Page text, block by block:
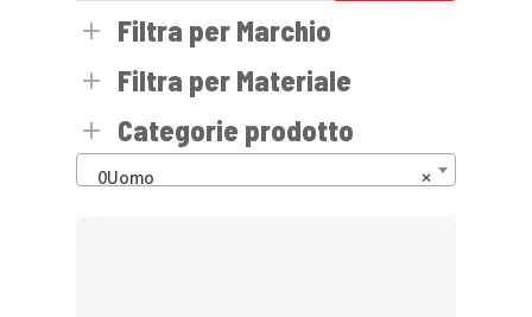
Filtra per Marchio
Filtra per Materiale
Categorie prodotto
×
0Uomo